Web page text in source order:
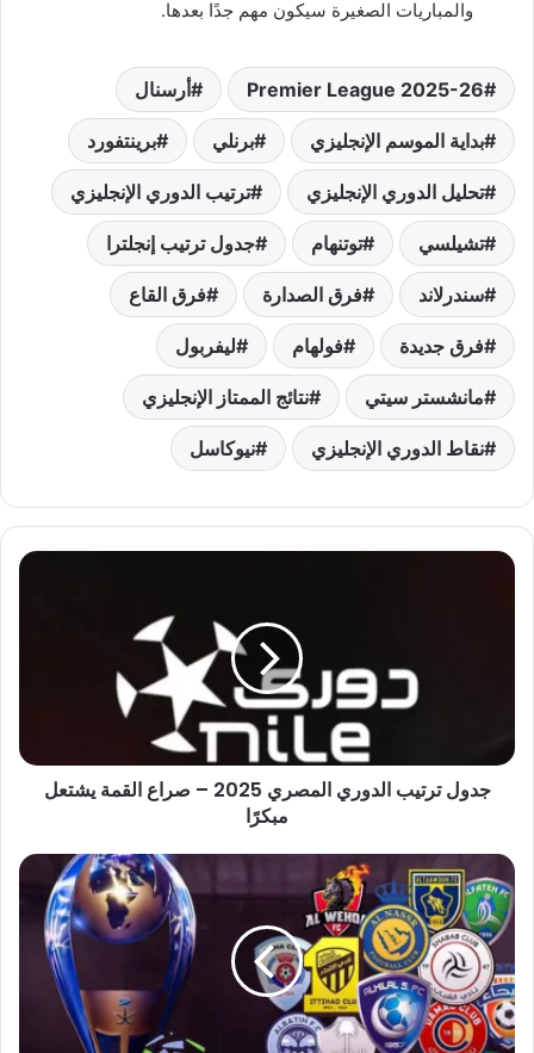
والمباريات الصغيرة سيكون مهم جدًا بعدها.
Premier League 2025-26 أرسنال
بداية الموسم الإنجليزي برنلي برينتفورد
تحليل الدوري الإنجليزي ترتيب الدوري الإنجليزي
تشيلسي توتنهام جدول ترتيب إنجلترا
سندرلاند فرق الصدارة فرق القاع
فرق جديدة فولهام ليفربول
مانشستر سيتي نتائج الممتاز الإنجليزي
نقاط الدوري الإنجليزي نيوكاسل
جدول
يشتعل
مبكرًا
جدول ترتيب الدوري المصري 2025 – صراع القمة يشتعل
مبكرًا
ترتيب
الدوري
السعودي
الممتاز
2025-
26
حالة
المنافسة